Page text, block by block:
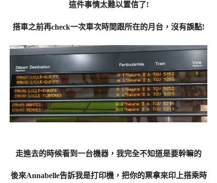
這件事情太難以置信了!
搭車之前再check一次車次時間跟所在的月台，沒有誤點!
走進去的時候看到一台機器，我完全不知道是要幹嘛的
後來Annabelle告訴我是打印機，把你的票拿來印上搭乘時